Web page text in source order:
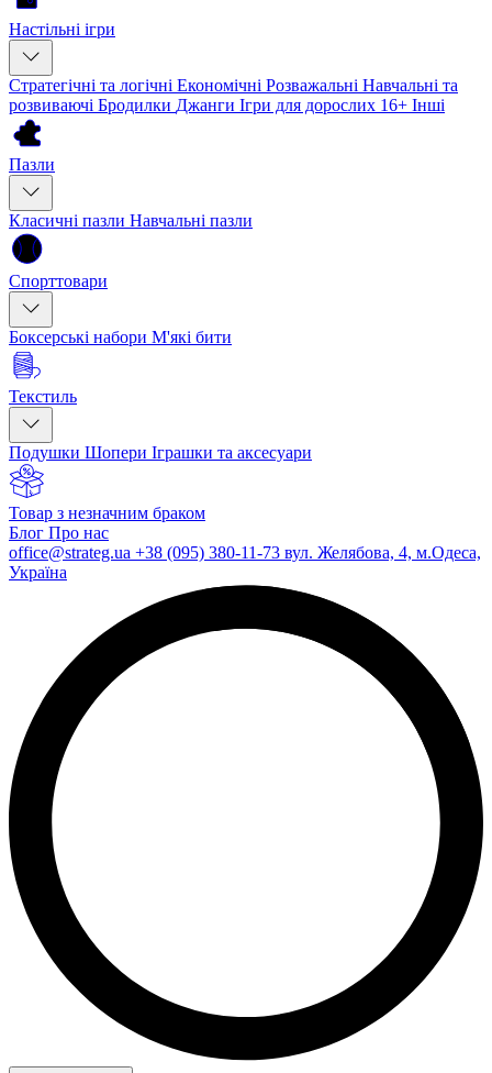
Настільні ігри
Стратегічні та логічні Економічні Розважальні Навчальні та
розвиваючі Бродилки Джанги Ігри для дорослих 16+ Інші
Пазли
Класичні пазли Навчальні пазли
Спорттовари
Боксерські набори М'які бити
Текстиль
Подушки Шопери Іграшки та аксесуари
Товар з незначним браком
Блог Про нас
office@strateg.ua +38 (095) 380-11-73 вул. Желябова, 4, м.Одеса,
Україна